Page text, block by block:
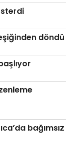
döndü
bağımsız